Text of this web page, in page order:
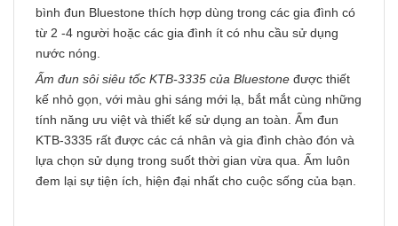
bình đun Bluestone thích hợp dùng trong các gia đình có
từ 2 -4 người hoặc các gia đình ít có nhu cầu sử dụng
nước nóng.
Ấm đun sôi siêu tốc KTB-3335 của Bluestone được thiết
kế nhỏ gọn, với màu ghi sáng mới lạ, bắt mắt cùng những
tính năng ưu việt và thiết kế sử dụng an toàn. Ấm đun
KTB-3335 rất được các cá nhân và gia đình chào đón và
lựa chọn sử dụng trong suốt thời gian vừa qua. Ấm luôn
đem lại sự tiện ích, hiện đại nhất cho cuộc sống của bạn.